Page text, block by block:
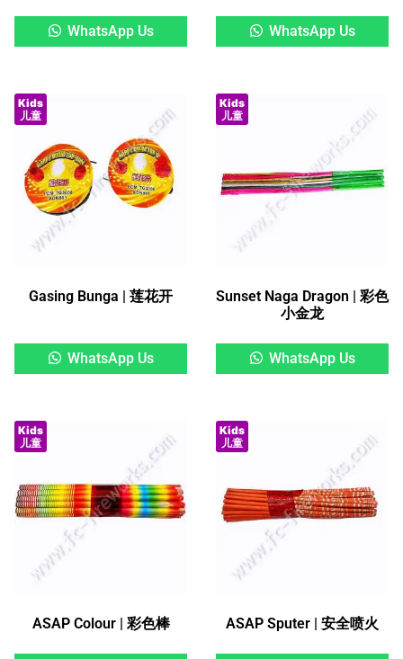
WhatsApp Us WhatsApp Us
Kids
儿童
Gasing Bunga | 莲花开
WhatsApp Us
Kids
儿童
Sunset Naga Dragon | 彩色
小金龙
WhatsApp Us
Kids
儿童
ASAP Colour | 彩色棒
Kids
儿童
ASAP Sputer | 安全喷火